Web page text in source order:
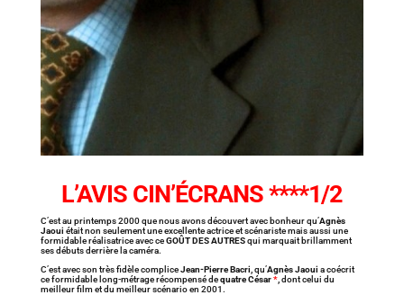
L’AVIS CIN’ÉCRANS ****1/2
C’est au printemps 2000 que nous avons découvert avec bonheur qu’Agnès
Jaoui était non seulement une excellente actrice et scénariste mais aussi une
formidable réalisatrice avec ceGOÛT DES AUTRESqui marquait brillamment
ses débuts derrière la caméra.
C’est avec son très fidèle compliceJean-Pierre Bacri, qu’Agnès Jaoui a coécrit
ce formidable long-métrage récompensé dequatre César*, dont celui du
meilleur film et du meilleur scénario en 2001.